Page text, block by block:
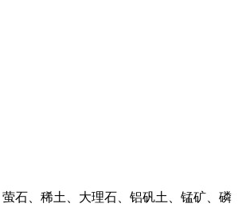
石、稀土、大理石、铝矾土、锰矿、磷